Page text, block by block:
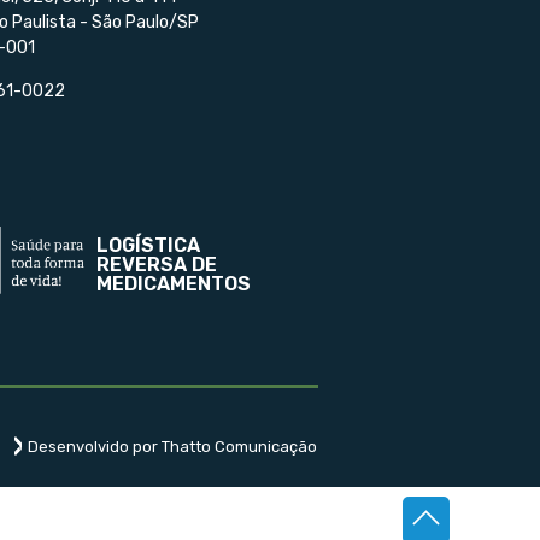
Paulista - São Paulo/SP
0022
LOGÍSTICA
REVERSA DE
MEDICAMENTOS
Desenvolvido por Thatto Comunicação